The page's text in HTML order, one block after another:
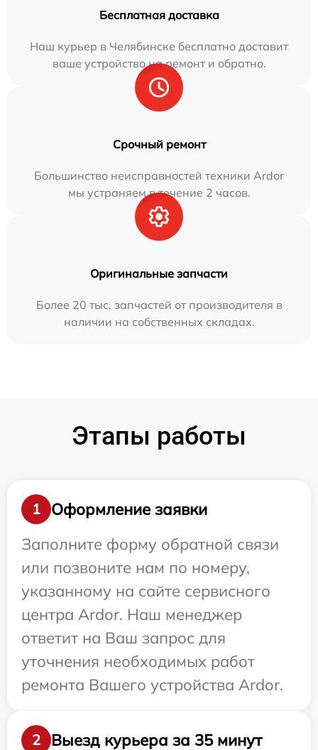
Бесплатная доставка
Наш курьер в Челябинске бесплатно доставит
ваше устройство на ремонт и обратно.
Срочный ремонт
Большинство неисправностей техники Ardor
мы устраняем в течение 2 часов.
Оригинальные запчасти
Более 20 тыс. запчастей от производителя в
наличии на собственных складах.
Этапы работы
1
Оформление заявки
Заполните форму обратной связи
или позвоните нам по номеру,
указанному на сайте сервисного
центра Ardor. Наш менеджер
ответит на Ваш запрос для
уточнения необходимых работ
ремонта Вашего устройства Ardor.
2 Выезд курьера за 35 минут